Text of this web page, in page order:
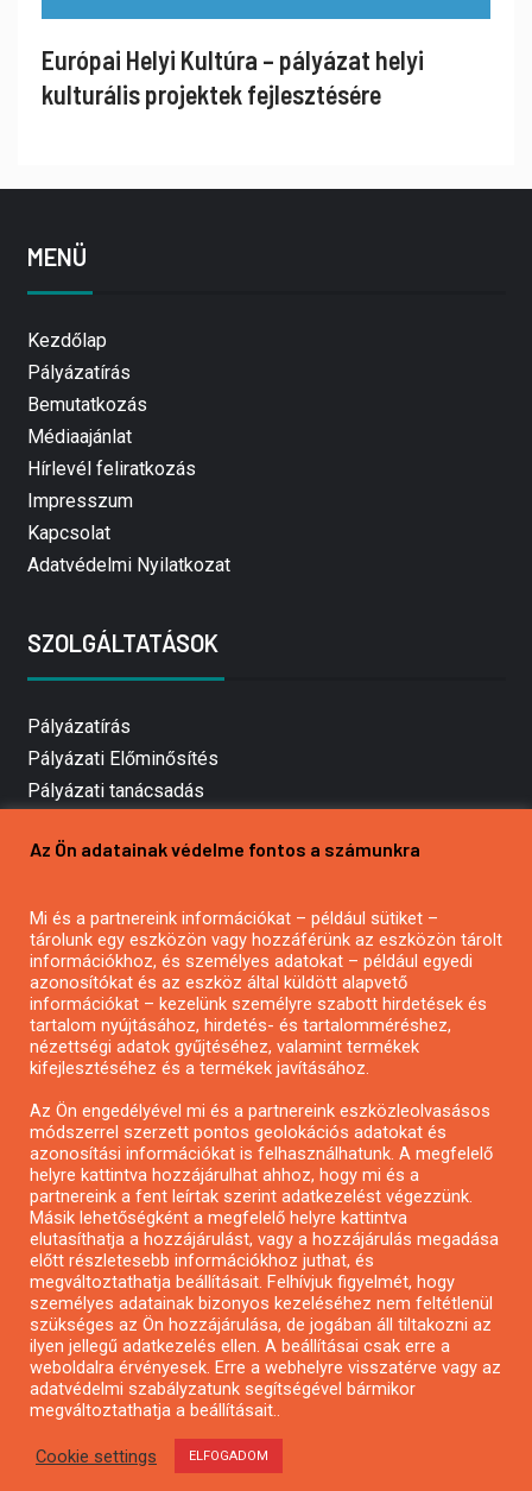
Európai Helyi Kultúra – pályázat helyi
kulturális projektek fejlesztésére
MENÜ
Kezdőlap
Pályázatírás
Bemutatkozás
Médiaajánlat
Hírlevél feliratkozás
Impresszum
Kapcsolat
Adatvédelmi Nyilatkozat
SZOLGÁLTATÁSOK
Pályázatírás
Pályázati Előminősítés
Pályázati tanácsadás
Mezőgazdasági pályázatírás
Pályázatírás civil szervezeteknek
Pályázatírás önkormányzatoknak
Pályázatfigyelés
Specifikus pályázatfigyelés vagy hírlevél
Pályázatok magánszemélyeknek
Pályázatok civil szervezeteknek
Pályázatok vállalkozásoknak
Önkormányzati pályázatok
Mezőgazdasági pályázatok
Falusi turizmus pályázatok
Napelem pályázatok
GINOP pályázatok
Copyright © All rights reserved.
Az Ön adatainak védelme fontos a számunkra
Mi és a partnereink információkat – például sütiket –
tárolunk egy eszközön vagy hozzáférünk az eszközön tárolt
információkhoz, és személyes adatokat – például egyedi
azonosítókat és az eszköz által küldött alapvető
információkat – kezelünk személyre szabott hirdetések és
tartalom nyújtásához, hirdetés- és tartalomméréshez,
nézettségi adatok gyűjtéséhez, valamint termékek
kifejlesztéséhez és a termékek javításához.
Az Ön engedélyével mi és a partnereink eszközleolvasásos
módszerrel szerzett pontos geolokációs adatokat és
azonosítási információkat is felhasználhatunk. A megfelelő
helyre kattintva hozzájárulhat ahhoz, hogy mi és a
partnereink a fent leírtak szerint adatkezelést végezzünk.
Másik lehetőségként a megfelelő helyre kattintva
elutasíthatja a hozzájárulást, vagy a hozzájárulás megadása
előtt részletesebb információkhoz juthat, és
megváltoztathatja beállításait. Felhívjuk figyelmét, hogy
személyes adatainak bizonyos kezeléséhez nem feltétlenül
szükséges az Ön hozzájárulása, de jogában áll tiltakozni az
ilyen jellegű adatkezelés ellen. A beállításai csak erre a
weboldalra érvényesek. Erre a webhelyre visszatérve vagy az
adatvédelmi szabályzatunk segítségével bármikor
megváltoztathatja a beállításait..
Cookie settings ELFOGADOM